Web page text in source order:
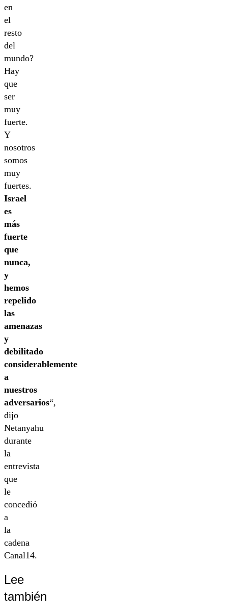
en
el
resto
del
mundo?
Hay
que
ser
muy
fuerte.
Y
nosotros
somos
muy
fuertes.
Israel
es
más
fuerte
que
nunca,
y
hemos
repelido
las
amenazas
y
debilitado
considerablemente
a
nuestros
adversarios“,
dijo
Netanyahu
durante
la
entrevista
que
le
concedió
a
la
cadena
Canal14.
Lee
también